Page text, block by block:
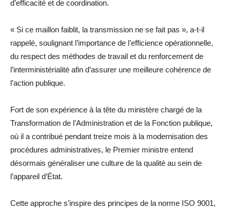
d’efficacité et de coordination.
« Si ce maillon faiblit, la transmission ne se fait pas », a-t-il
rappelé, soulignant l’importance de l’efficience opérationnelle,
du respect des méthodes de travail et du renforcement de
l’interministérialité afin d’assurer une meilleure cohérence de
l’action publique.
Fort de son expérience à la tête du ministère chargé de la
Transformation de l’Administration et de la Fonction publique,
où il a contribué pendant treize mois à la modernisation des
procédures administratives, le Premier ministre entend
désormais généraliser une culture de la qualité au sein de
l’appareil d’État.
Cette approche s’inspire des principes de la norme ISO 9001,